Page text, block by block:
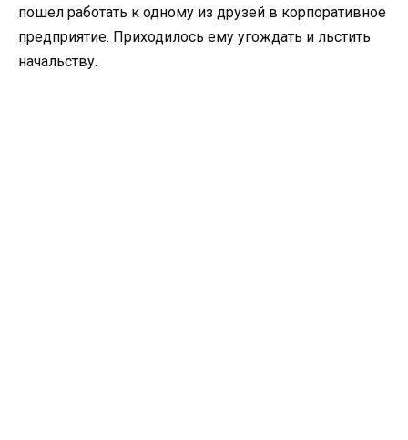
пошел работать к одному из друзей в корпоративное
предприятие. Приходилось ему угождать и льстить
начальству.